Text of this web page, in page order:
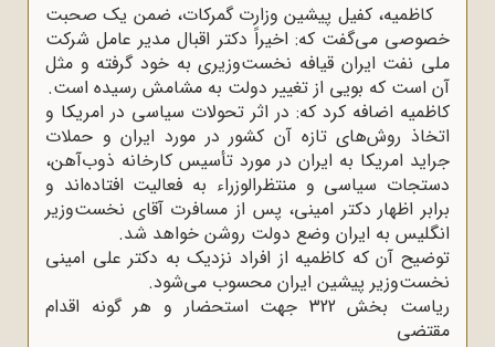
کاظمیه، کفیل پیشین وزارت گمرکات، ضمن یک صحبت
خصوصی می‌گفت که: اخیراً دکتر اقبال مدیر عامل شرکت
ملی نفت ایران قیافه نخست‌وزیری به خود گرفته و مثل
آن است که بویی از تغییر دولت به مشامش رسیده است.
کاظمیه اضافه کرد که: در اثر تحولات سیاسی در امریکا و
اتخاذ روش‌های تازه آن کشور در مورد ایران و حملات
جراید امریکا به ایران در مورد تأسیس کارخانه ذوب‌آهن،
دستجات سیاسی و منتظر‌الوزراء به فعالیت افتاده‌اند و
برابر اظهار دکتر امینی، پس از مسافرت آقای نخست‌وزیر
انگلیس به ایران وضع دولت روشن خواهد شد.
توضیح آن که کاظمیه از افراد نزدیک به دکتر علی امینی
نخست‌وزیر پیشین ایران محسوب می‌شود.
ریاست بخش 322 جهت استحضار و هر گونه اقدام
مقتضی